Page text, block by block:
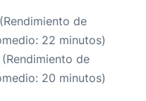
de
22 minutos)
(Rendimiento de
20 minutos)